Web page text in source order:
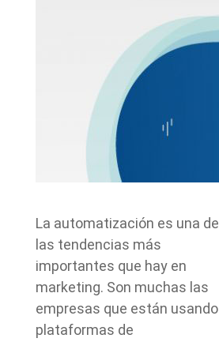
La automatización es una de
las tendencias más
importantes que hay en
marketing. Son muchas las
empresas que están usando
plataformas de